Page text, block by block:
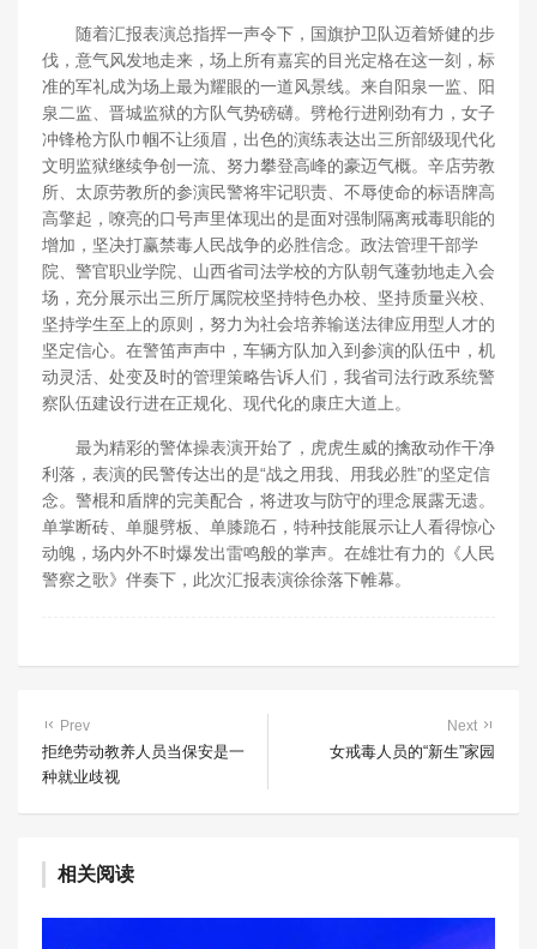
随着汇报表演总指挥一声令下，国旗护卫队迈着矫健的步
伐，意气风发地走来，场上所有嘉宾的目光定格在这一刻，标
准的军礼成为场上最为耀眼的一道风景线。来自阳泉一监、阳
泉二监、晋城监狱的方队气势磅礴。劈枪行进刚劲有力，女子
冲锋枪方队巾帼不让须眉，出色的演练表达出三所部级现代化
文明监狱继续争创一流、努力攀登高峰的豪迈气概。辛店劳教
所、太原劳教所的参演民警将牢记职责、不辱使命的标语牌高
高擎起，嘹亮的口号声里体现出的是面对强制隔离戒毒职能的
增加，坚决打赢禁毒人民战争的必胜信念。政法管理干部学
院、警官职业学院、山西省司法学校的方队朝气蓬勃地走入会
场，充分展示出三所厅属院校坚持特色办校、坚持质量兴校、
坚持学生至上的原则，努力为社会培养输送法律应用型人才的
坚定信心。在警笛声声中，车辆方队加入到参演的队伍中，机
动灵活、处变及时的管理策略告诉人们，我省司法行政系统警
察队伍建设行进在正规化、现代化的康庄大道上。
最为精彩的警体操表演开始了，虎虎生威的擒敌动作干净
利落，表演的民警传达出的是“战之用我、用我必胜”的坚定信
念。警棍和盾牌的完美配合，将进攻与防守的理念展露无遗。
单掌断砖、单腿劈板、单膝跪石，特种技能展示让人看得惊心
动魄，场内外不时爆发出雷鸣般的掌声。在雄壮有力的《人民
警察之歌》伴奏下，此次汇报表演徐徐落下帷幕。
Prev
拒绝劳动教养人员当保安是一
种就业歧视
Next
女戒毒人员的“新生”家园
相关阅读